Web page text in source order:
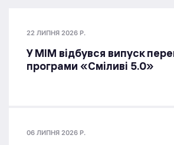
22 ЛИПНЯ 2026 Р.
У МІМ відбувся випуск
програми «Сміливі 5.0»
06 ЛИПНЯ 2026 Р.